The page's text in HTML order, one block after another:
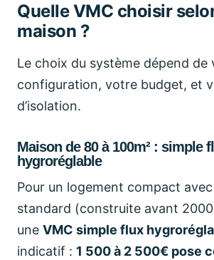
Quelle VMC choisir
maison ?
Le choix du système dépend de
configuration, votre budget, et
d’isolation.
Maison de 80 à 100m² : simple
hygroréglable
Pour un logement compact
standard (construite avant
une VMC simple flux
indicatif : 1 500 à 2 500€ pose